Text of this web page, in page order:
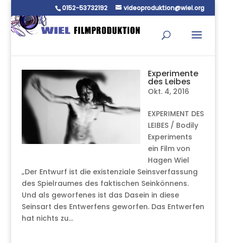
0152-53732192 videoproduktion@wiel.org
Experimente
des Leibes
Okt. 4, 2016
EXPERIMENT DES
LEIBES / Bodily
Experiments
ein Film von
Hagen Wiel
„Der Entwurf ist die existenziale Seinsverfassung
des Spielraumes des faktischen Seinkönnens.
Und als geworfenes ist das Dasein in diese
Seinsart des Entwerfens geworfen. Das Entwerfen
hat nichts zu...